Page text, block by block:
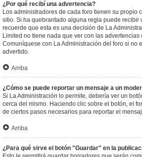
¿Por qué recibí una advertencia?
Los administradores de cada foro tienen su propio
sitio. Si ha quebrantado alguna regla puede recibir
recuerde que esta es una decisión de La
Limited no tiene nada que ver con las advertencias
Comuníquese con La Administración del foro si no
advertido.
Arriba
¿Cómo se puede reportar un mensaje a un
Si La Administración lo permite, debería ver un
cerca del mismo. Haciendo clic sobre el botón, el
de ciertos pasos necesarios para reportar el
Arriba
¿Para qué sirve el botón "Guardar" en la